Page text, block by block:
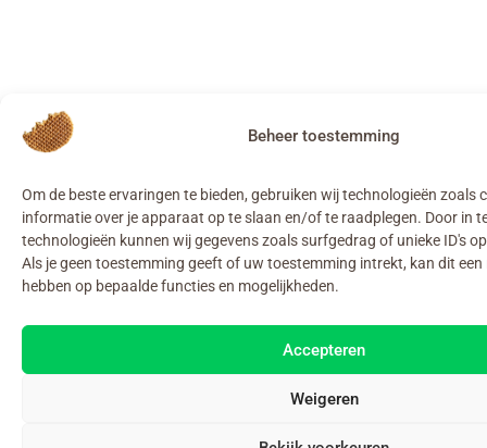
Beheer toestemming
Om de beste ervaringen te bieden, gebruiken wij technologieën zoals
informatie over je apparaat op te slaan en/of te raadplegen. Door in
technologieën kunnen wij gegevens zoals surfgedrag of unieke ID's
Als je geen toestemming geeft of uw toestemming intrekt, kan dit een
hebben op bepaalde functies en mogelijkheden.
Accepteren
Weigeren